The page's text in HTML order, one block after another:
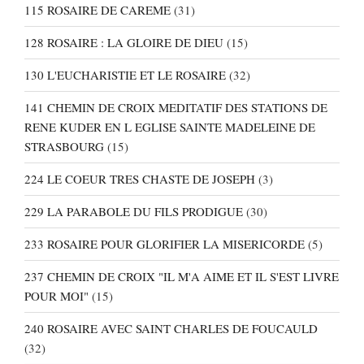
115 ROSAIRE DE CAREME (31)
128 ROSAIRE : LA GLOIRE DE DIEU (15)
130 L'EUCHARISTIE ET LE ROSAIRE (32)
141 CHEMIN DE CROIX MEDITATIF DES STATIONS DE
RENE KUDER EN L EGLISE SAINTE MADELEINE DE
STRASBOURG (15)
224 LE COEUR TRES CHASTE DE JOSEPH (3)
229 LA PARABOLE DU FILS PRODIGUE (30)
233 ROSAIRE POUR GLORIFIER LA MISERICORDE (5)
237 CHEMIN DE CROIX "IL M'A AIME ET IL S'EST LIVRE
POUR MOI" (15)
240 ROSAIRE AVEC SAINT CHARLES DE FOUCAULD
(32)